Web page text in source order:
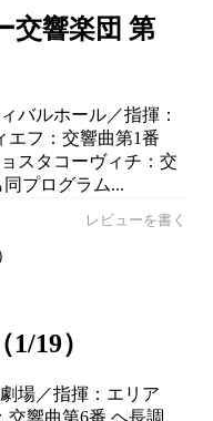
交響楽団 第
バルホール／指揮：
エフ：交響曲第1番
スタコーヴィチ：交
プログラム...
レビューを書く
19）
場／指揮：エリア
交響曲第6番 ヘ長調